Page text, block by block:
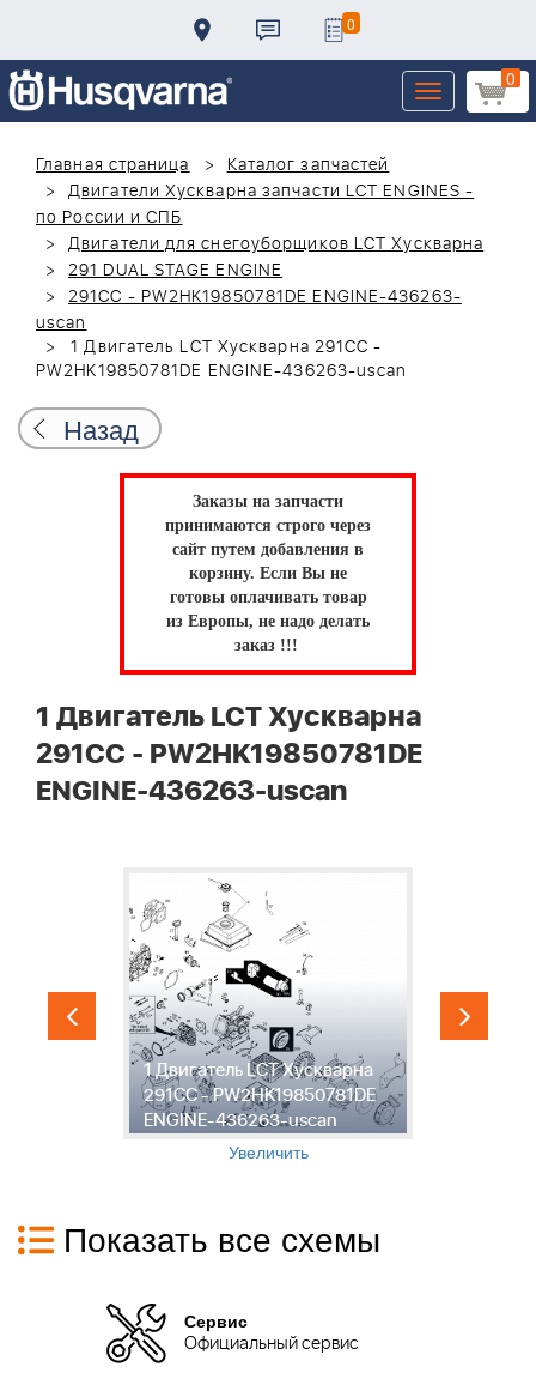
0
0
Toggle
navigation
Главная страница
Каталог запчастей
Двигатели Хускварна запчасти LCT ENGINES -
по России и СПБ
Двигатели для снегоуборщиков LCT Хускварна
291 DUAL STAGE ENGINE
291CC - PW2HK19850781DE ENGINE-436263-
uscan
1 Двигатель LCT Хускварна 291CC -
PW2HK19850781DE ENGINE-436263-uscan
Назад
Заказы на запчасти
принимаются строго через
сайт путем добавления в
корзину. Если Вы не
готовы оплачивать товар
из Европы, не надо делать
заказ !!!
1 Двигатель LCT Хускварна
291CC - PW2HK19850781DE
ENGINE-436263-uscan
1 Двигатель LCT Хускварна
291CC - PW2HK19850781DE
ENGINE-436263-uscan
Увеличить
Показать все схемы
Сервис
Официальный сервис